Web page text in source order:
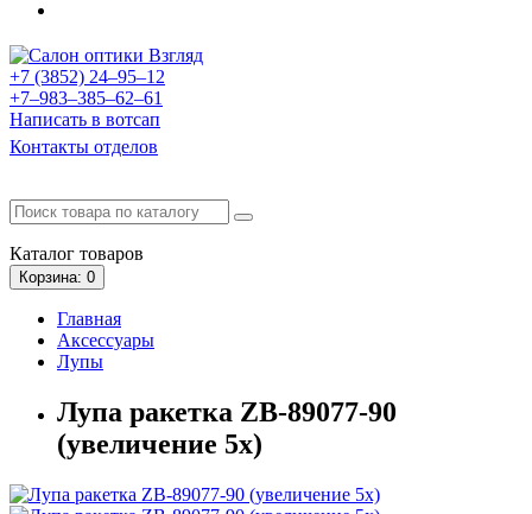
+7 (3852) 24‒95‒12
+7‒983‒385‒62‒61
Написать в вотсап
Контакты отделов
Каталог товаров
Корзина: 0
Главная
Аксессуары
Лупы
Лупа ракетка ZB-89077-90
(увеличение 5x)